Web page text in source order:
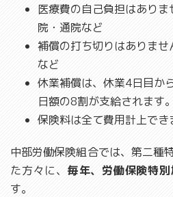
医療費の自己負担はあり
院・通院など
補償の打ち切りはありま
など
休業補償は、休業4日目か
日額の8割が支給されます。
保険料は全て費用計上でき
中部労働保険組合では、第二種
た方々に、 毎年、労働保険特
す。